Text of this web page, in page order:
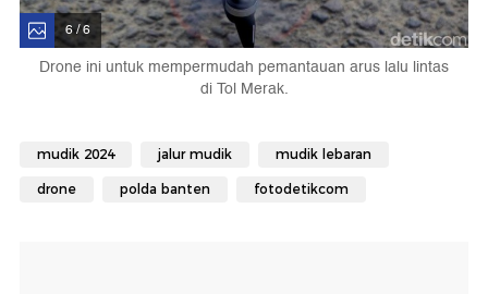
6 / 6
Drone ini untuk mempermudah pemantauan arus lalu lintas
di Tol Merak.
mudik 2024 jalur mudik mudik lebaran
drone polda banten fotodetikcom